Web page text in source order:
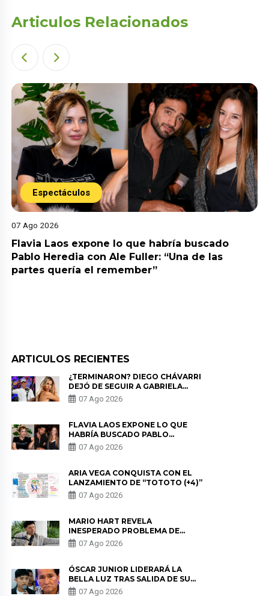
Articulos Relacionados
Espectáculos
07 Ago 2026
Flavia Laos expone lo que habría buscado
Pablo Heredia con Ale Fuller: “Una de las
partes quería el remember”
ARTICULOS RECIENTES
¿TERMINARON? DIEGO CHÁVARRI
DEJÓ DE SEGUIR A GABRIELA
HERRERA Y ANUNCIA SU SALIDA
DE PÓDCAST
07 Ago 2026
FLAVIA LAOS EXPONE LO QUE
HABRÍA BUSCADO PABLO
HEREDIA CON ALE FULLER: “UNA
DE LAS PARTES QUERÍA EL
07 Ago 2026
ARIA VEGA CONQUISTA CON EL
LANZAMIENTO DE “TOTOTO (+4)”
07 Ago 2026
MARIO HART REVELA
INESPERADO PROBLEMA DE
SALUD ANTES DE SEPARARSE DE
KORINA: “ME ENCONTRARON UN
07 Ago 2026
ÓSCAR JUNIOR LIDERARÁ LA
BELLA LUZ TRAS SALIDA DE SU
PADRE POR POLÉMICA CON
07 Ago 2026